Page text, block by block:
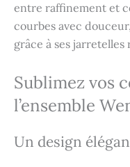
entre raffinement et
courbes avec
grâce à ses jarretelles
Sublimez vos
l’ensemble
Un design